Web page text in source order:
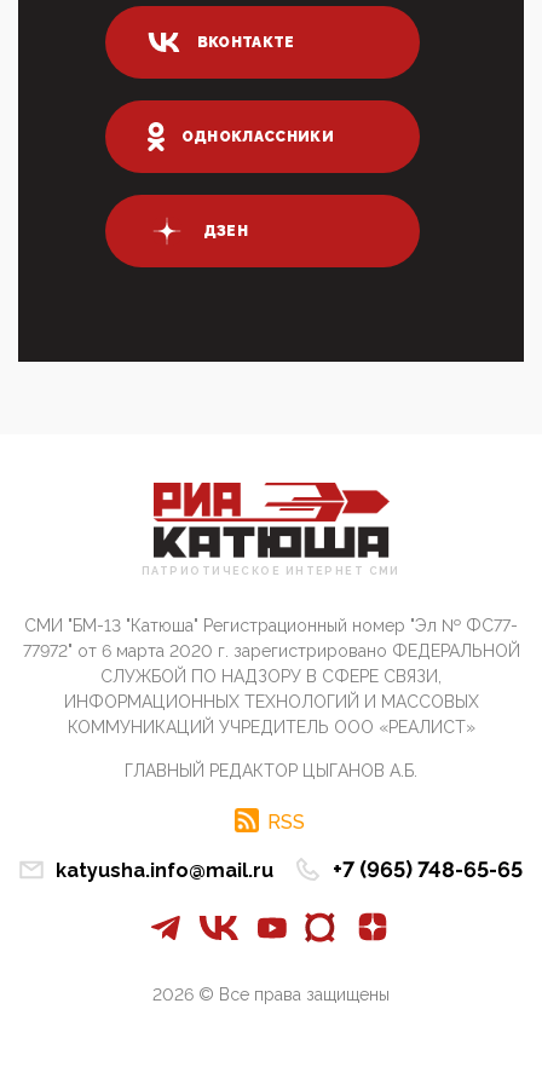
04:47, 10 Апреля 2026
ИНН для переводов по СБП это первый шаг из
логических двухЗаполнение ИНН при любых
переводах по ...
03:35, 10 Апреля 2026
Суммарное вознаграждение менеджменту в 15
крупных банках по итогам 2025 года превысило 63
03:01, 10 Апреля 2026
Террорист и убийца Буданов вальяжно сообщил,
что союзники просили Киев не наносить удары по
входМошенники активно пользуются аккаунтами на
Госуслугах уме...
12:01, 10 Апреля 2026
Сионистское правительство благосклонно
09:40, 10 Апреля 2026
Честно говоря, ситуация с продвижением через
российские крупнейшие СМИ персоны Эррола
Маска (отца Ил...
Те, кто стоят за массовым завозом в Россию
Благодаря знакомым, стали известны подробности
захватил "малое небо" на украинском ТВД.
ВКОНТАКТЕ
ОДНОКЛАССНИКИ
ДЗЕН
ПАТРИОТИЧЕСКОЕ ИНТЕРНЕТ СМИ
СМИ "БМ-13 "Катюша" Регистрационный номер "Эл № ФС77-
77972" от 6 марта 2020 г. зарегистрировано ФЕДЕРАЛЬНОЙ
СЛУЖБОЙ ПО НАДЗОРУ В СФЕРЕ СВЯЗИ,
ИНФОРМАЦИОННЫХ ТЕХНОЛОГИЙ И МАССОВЫХ
КОММУНИКАЦИЙ УЧРЕДИТЕЛЬ ООО «РЕАЛИСТ»
ГЛАВНЫЙ РЕДАКТОР ЦЫГАНОВ А.Б.
RSS
katyusha.info@mail.ru +7 (965) 748-65-65
2026 © Все права защищены